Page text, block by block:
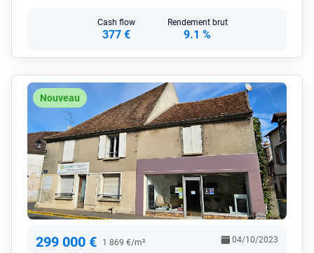
Cash flow
377 €
Rendement brut
9.1 %
Nouveau
299 000 € 1 869 €/m² 04/10/2023